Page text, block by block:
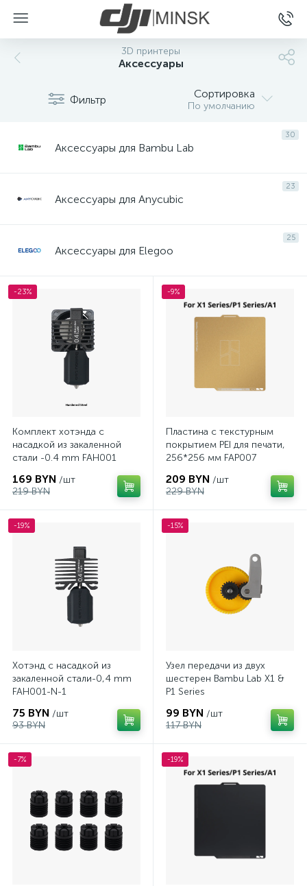
3D принтеры
Аксессуары
Фильтр Сортировка
По умолчанию
30
Аксессуары для Bambu Lab
23
Аксессуары для Anycubic
25
Аксессуары для Elegoo
-23%
Комплект хотэнда с
насадкой из закаленной
стали -0.4 mm FAH001
169 BYN /шт
219 BYN
-9%
Пластина с текстурным
покрытием PEI для печати,
256*256 мм FAP007
209 BYN /шт
229 BYN
-19%
Хотэнд с насадкой из
закаленной стали-0,4 mm
FAH001-N-1
75 BYN /шт
93 BYN
-15%
Узел передачи из двух
шестерен Bambu Lab X1 &
P1 Series
99 BYN /шт
117 BYN
-7% -19%